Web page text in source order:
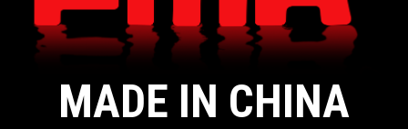
MADE IN CHINA